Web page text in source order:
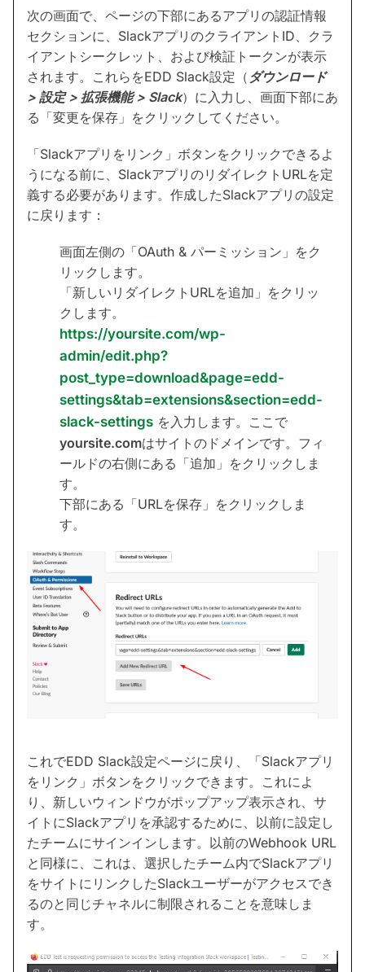
次の画面で、ページの下部にあるアプリの認証情報
セクションに、SlackアプリのクライアントID、クラ
イアントシークレット、および検証トークンが表示
されます。これらをEDD Slack設定（ ダウンロード
> 設定 > 拡張機能 > Slack）に入力し、画面下部にあ
る「変更を保存」をクリックしてください。
「Slackアプリをリンク」ボタンをクリックできるよ
うになる前に、SlackアプリのリダイレクトURLを定
義する必要があります。作成したSlackアプリの設定
に戻ります：
画面左側の「OAuth & パーミッション」をク
リックします。
「新しいリダイレクトURLを追加」をクリッ
クします。
https://yoursite.com/wp-
admin/edit.php?
post_type=download&page=edd-
settings&tab=extensions&section=edd-
slack-settings を入力します。ここで
yoursite.comはサイトのドメインです。フィ
ールドの右側にある「追加」をクリックしま
す。
下部にある「URLを保存」をクリックしま
す。
これでEDD Slack設定ページに戻り、「Slackアプリ
をリンク」ボタンをクリックできます。これによ
り、新しいウィンドウがポップアップ表示され、サ
イトにSlackアプリを承認するために、以前に設定し
たチームにサインインします。以前のWebhook URL
と同様に、これは、選択したチーム内でSlackアプリ
をサイトにリンクしたSlackユーザーがアクセスでき
るのと同じチャネルに制限されることを意味しま
す。